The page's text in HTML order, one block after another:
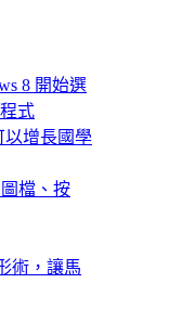
8 開始選
式
以增長國學
檔、按
術，讓馬